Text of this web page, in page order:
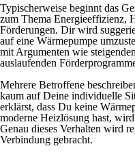
Typischerweise beginnt das
zum Thema Energieeffizienz,
Förderungen. Dir wird
auf eine Wärmepumpe
mit Argumenten wie
auslaufenden
Mehrere Betroffene
kaum auf Deine individuelle
erklärst, dass Du keine
moderne Heizlösung hast,
Genau dieses Verhalten wird
Verbindung gebracht.